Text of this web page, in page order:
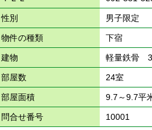
性別 男子限定
物件の種類 下宿
建物 軽量鉄骨
部屋数 24室
部屋面積 9.7～9.7平
問合せ番号 10001